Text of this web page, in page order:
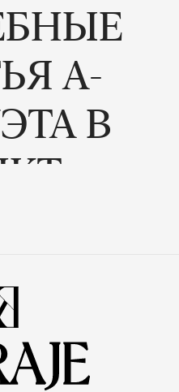
А-
В
естественные
талию и
образа
фигуры.
силуэт выбирают